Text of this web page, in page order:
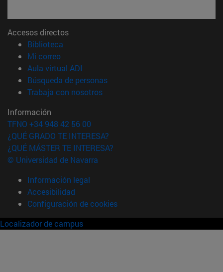
Accesos directos
Biblioteca
Mi correo(abre en nueva ventana)
Aula virtual ADI
Búsqueda de personas(abre en nueva ventana)
Trabaja con nosotros(abre en nueva ventana)
Información
TFNO +34 948 42 56 00
¿QUÉ GRADO TE INTERESA?
¿QUÉ MÁSTER TE INTERESA?
© Universidad de Navarra
Información legal
Accesibilidad
Configuración de cookies
Localizador de campus